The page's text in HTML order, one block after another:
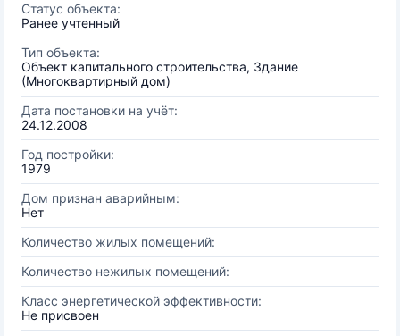
Статус объекта:
Ранее учтенный
Тип объекта:
Объект капитального строительства, Здание
(Многоквартирный дом)
Дата постановки на учёт:
24.12.2008
Год постройки:
1979
Дом признан аварийным:
Нет
Количество жилых помещений:
Количество нежилых помещений:
Класс энергетической эффективности:
Не присвоен